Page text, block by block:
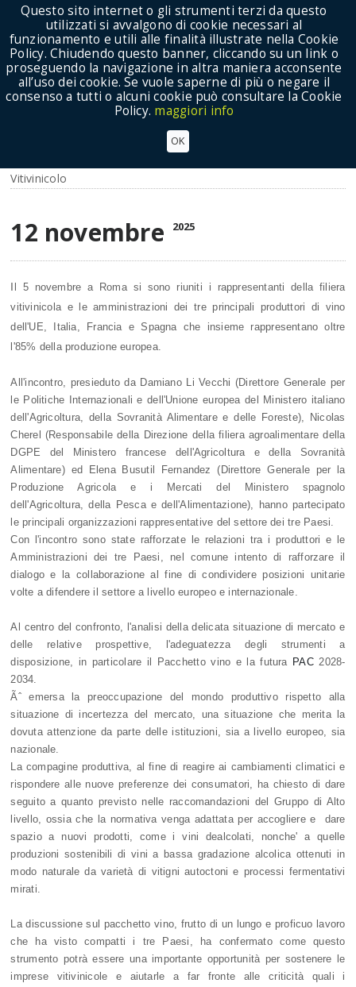
Show Menu
futuro del settore vitivinicolo
Vitivinicolo
12 novembre 2025
I
l 5 novembre a Roma si sono riuniti i rappresentanti della filiera
vitivinicola e le amministrazioni dei tre principali produttori di vino
dell'UE, Italia, Francia e Spagna che insieme rappresentano oltre
l'85% della produzione europea.
All'incontro, presieduto da Damiano Li Vecchi (Direttore Generale per
le Politiche Internazionali e dell'Unione europea del Ministero italiano
dell'Agricoltura, della Sovranità Alimentare e delle Foreste), Nicolas
Cherel (Responsabile della Direzione della filiera agroalimentare della
DGPE del Ministero francese dell'Agricoltura e della Sovranità
Alimentare) ed Elena Busutil Fernandez (Direttore Generale per la
Produzione Agricola e i Mercati del Ministero spagnolo
dell'Agricoltura, della Pesca e dell'Alimentazione), hanno partecipato
le principali organizzazioni rappresentative del settore dei tre Paesi.
Con l'incontro sono state rafforzate le relazioni tra i produttori e le
Amministrazioni dei tre Paesi, nel comune intento di rafforzare il
dialogo e la collaborazione al fine di condividere posizioni unitarie
volte a difendere il settore a livello europeo e internazionale.
Al centro del confronto, l'analisi della delicata situazione di mercato e
delle relative prospettive, l'adeguatezza degli strumenti a
disposizione, in particolare il Pacchetto vino e la futura PAC2028-
2034.
Ãˆ emersa la preoccupazione del mondo produttivo rispetto alla
situazione di incertezza del mercato, una situazione che merita la
dovuta attenzione da parte delle istituzioni, sia a livello europeo, sia
nazionale.
La compagine produttiva, al fine di reagire ai cambiamenti climatici e
rispondere alle nuove preferenze dei consumatori, ha chiesto di dare
seguito a quanto previsto nelle raccomandazioni del Gruppo di Alto
livello, ossia che la normativa venga adattata per accogliere e dare
spazio a nuovi prodotti, come i vini dealcolati, nonche' a quelle
produzioni sostenibili di vini a bassa gradazione alcolica ottenuti in
modo naturale da varietà di vitigni autoctoni e processi fermentativi
mirati.
La discussione sul pacchetto vino, frutto di un lungo e proficuo lavoro
che ha visto compatti i tre Paesi, ha confermato come questo
strumento potrà essere una importante opportunità per sostenere le
imprese vitivinicole e aiutarle a far fronte alle criticità quali i
Questo sito internet o gli strumenti terzi da questo
utilizzati si avvalgono di cookie necessari al
funzionamento e utili alle finalità illustrate nella Cookie
Policy. Chiudendo questo banner, cliccando su un link o
proseguendo la navigazione in altra maniera acconsente
all’uso dei cookie. Se vuole saperne di più o negare il
consenso a tutti o alcuni cookie può consultare la Cookie
Policy. maggiori info
OK